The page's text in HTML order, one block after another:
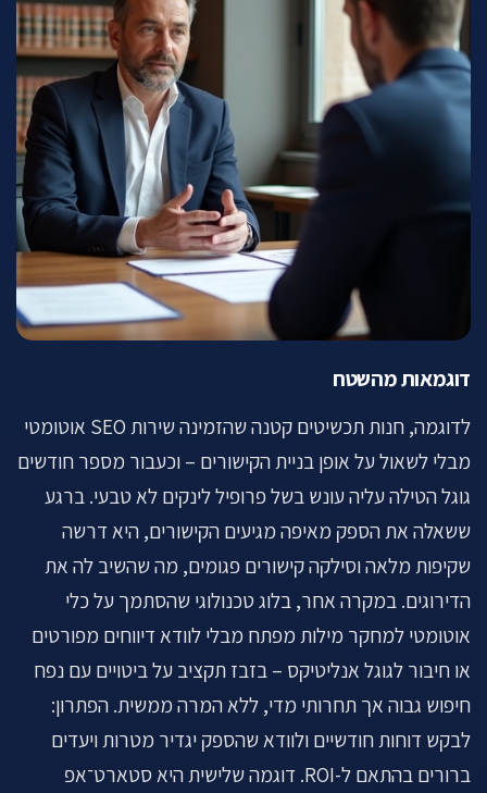
דוגמאות מהשטח
לדוגמה, חנות תכשיטים קטנה שהזמינה שירות SEO אוטומטי
מבלי לשאול על אופן בניית הקישורים – וכעבור מספר חודשים
גוגל הטילה עליה עונש בשל פרופיל לינקים לא טבעי. ברגע
ששאלה את הספק מאיפה מגיעים הקישורים, היא דרשה
שקיפות מלאה וסילקה קישורים פגומים, מה שהשיב לה את
הדירוגים. במקרה אחר, בלוג טכנולוגי שהסתמך על כלי
אוטומטי למחקר מילות מפתח מבלי לוודא דיווחים מפורטים
או חיבור לגוגל אנליטיקס – בזבז תקציב על ביטויים עם נפח
חיפוש גבוה אך תחרותי מדי, ללא המרה ממשית. הפתרון:
לבקש דוחות חודשיים ולוודא שהספק יגדיר מטרות ויעדים
ברורים בהתאם ל-ROI. דוגמה שלישית היא סטארט־אפ